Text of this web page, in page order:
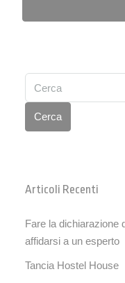
Cerca
Articoli Recenti
Fare la dichiarazione
affidarsi a un esperto
Tancia Hostel House